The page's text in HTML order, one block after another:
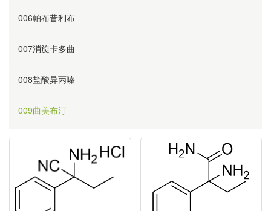
006帕布昔利布
007消旋卡多曲
008盐酸异丙嗪
009曲美布汀
010奥美沙坦
011替硝唑